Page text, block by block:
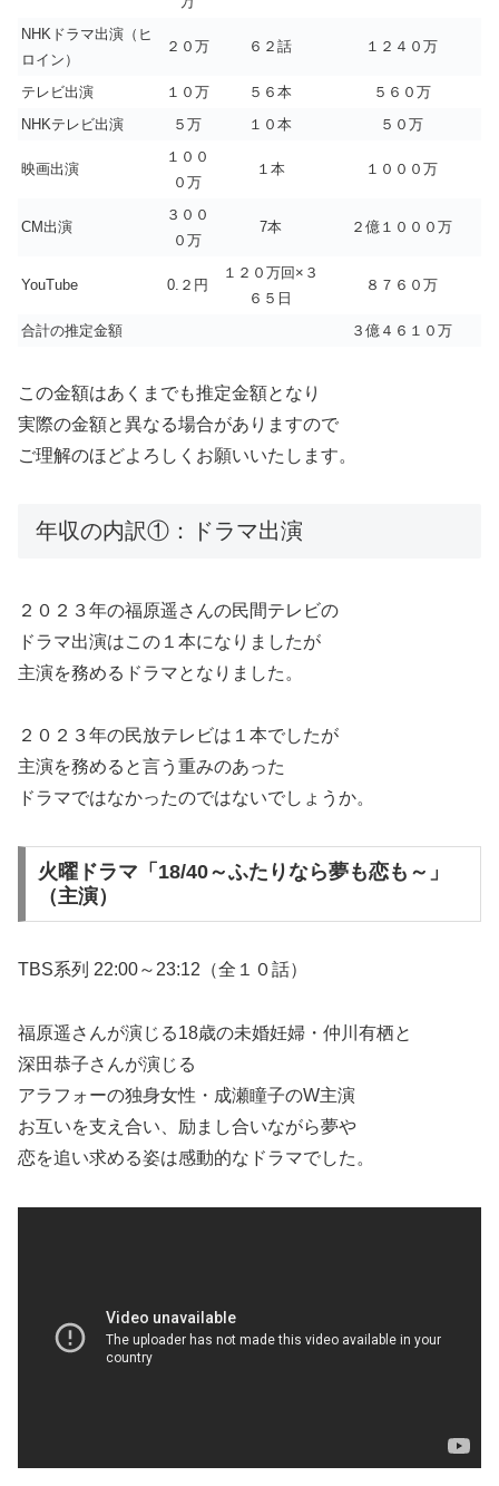
NHKドラマ出演（ヒ
ロイン）
２０万 ６２話 １２４０万
テレビ出演 １０万 ５６本
５６０万
NHKテレビ出演
５万 １０本 ５０万
映画出演
１００
０万
１本 １０００万
CM出演
３００
０万
7本 ２億１０００万
YouTube 0.２円
１２０万回×３
６５日
８７６０万
合計の推定金額 ３億４６１０万
この金額はあくまでも推定金額となり
実際の金額と異なる場合がありますので
ご理解のほどよろしくお願いいたします。
年収の内訳①：ドラマ出演
２０２３年の福原遥さんの民間テレビの
ドラマ出演はこの１本になりましたが
主演を務めるドラマとなりました。
２０２３年の民放テレビは１本でしたが
主演を務めると言う重みのあった
ドラマではなかったのではないでしょうか。
火曜ドラマ「18/40～ふたりなら夢も恋も～」
（主演）
TBS系列 22:00～23:12（全１０話）
福原遥さんが演じる18歳の未婚妊婦・仲川有栖と
深田恭子さんが演じる
アラフォーの独身女性・成瀬瞳子のW主演
お互いを支え合い、励まし合いながら夢や
恋を追い求める姿は感動的なドラマでした。